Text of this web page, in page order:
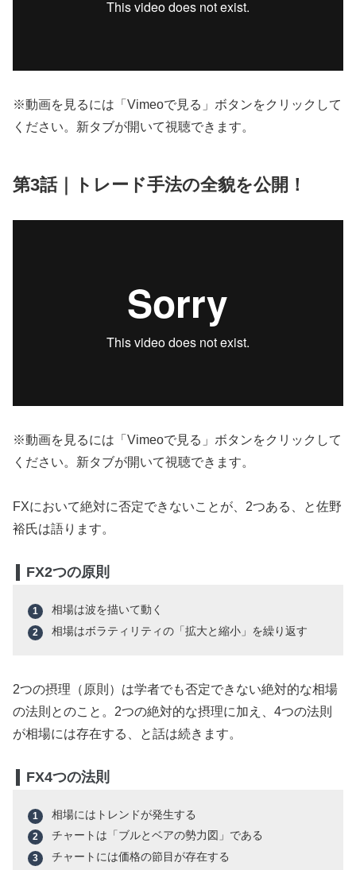
※動画を見るには「Vimeoで見る」ボタンをクリックして
ください。新タブが開いて視聴できます。
第3話｜トレード手法の全貌を公開！
※動画を見るには「Vimeoで見る」ボタンをクリックして
ください。新タブが開いて視聴できます。
FXにおいて絶対に否定できないことが、2つある、と佐野
裕氏は語ります。
FX2つの原則
相場は波を描いて動く
相場はボラティリティの「拡大と縮小」を繰り返す
2つの摂理（原則）は学者でも否定できない絶対的な相場
の法則とのこと。2つの絶対的な摂理に加え、4つの法則
が相場には存在する、と話は続きます。
FX4つの法則
相場にはトレンドが発生する
チャートは「ブルとベアの勢力図」である
チャートには価格の節目が存在する